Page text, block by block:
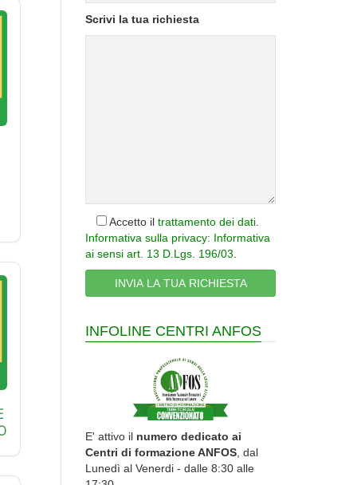
Scrivi la tua richiesta
Accetto il trattamento dei dati
Informativa sulla privacy: Informativa
ai sensi art. 13 D.Lgs. 196/03
INFOLINE CENTRI ANFOS
E' attivo il numero dedicato ai
Centri di formazione ANFOS , dal
Lunedì al Venerdi - dalle 8:30 alle